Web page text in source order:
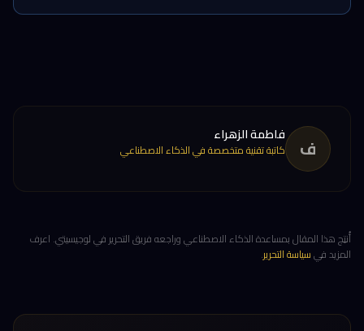
ف فاطمة الزهراء
كاتبة تقنية متخصصة في الذكاء الاصطناعي
أُنتِج هذا المقال بمساعدة الذكاء الاصطناعي وراجعه فريق التحرير في لوجيسيتي. اعرف
المزيد فيسياسة التحرير.